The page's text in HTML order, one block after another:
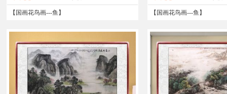
【 国画花鸟画---鱼 】 【 国画花鸟画---鱼 】